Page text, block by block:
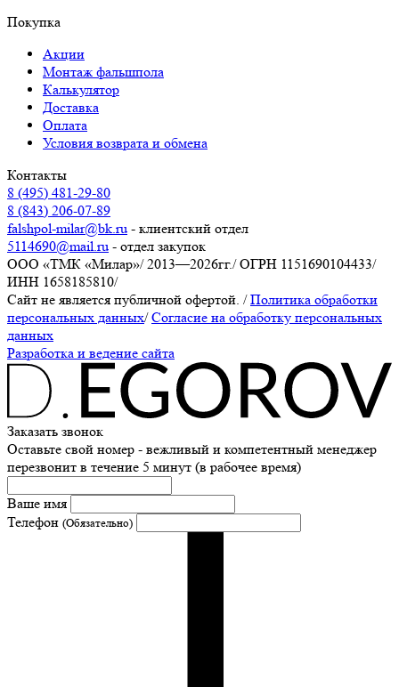
Покупка
Акции
Монтаж фальшпола
Калькулятор
Доставка
Оплата
Условия возврата и обмена
Контакты
8 (495) 481-29-80
8 (843) 206-07-89
falshpol-milar@bk.ru - клиентский отдел
5114690@mail.ru - отдел закупок
ООО «ТМК «Милар»/ 2013—2026гг./ОГРН 1151690104433/
ИНН 1658185810/
Сайт не является публичной офертой. / Политика обработки
персональных данных/ Согласие на обработку персональных
данных
Разработка и ведение сайта
Заказать звонок
Оставьте свой номер - вежливый и компетентный менеджер
перезвонит в течение 5 минут (в рабочее время)
Ваше имя
Телефон (Обязательно)